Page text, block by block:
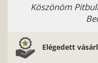
Elégedett